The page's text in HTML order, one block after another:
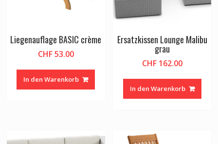
Liegenauflage BASIC crème
CHF53.00
In den Warenkorb
Ersatzkissen Lounge Malibu
grau
CHF162.00
In den Warenkorb